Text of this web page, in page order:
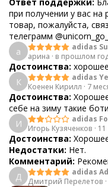
при получении у вас на
товар, пожалуйста,
телеграмм
а
adidas
арина · в прошлом
Достоинства:
К
adidas
Коенен Кирилл · 7
Достоинства:
себе на зиму такие
И
adidas
Игорь Кузяченков ·
Достоинства:
Недостатки: Нет.
Комментарий:
Д
adidas
Дмитрий Перелетов ·